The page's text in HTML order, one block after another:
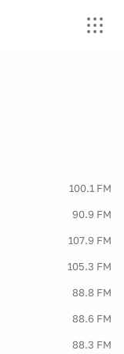
100.1 FM
90.9 FM
107.9 FM
105.3 FM
88.8 FM
88.6 FM
88.3 FM